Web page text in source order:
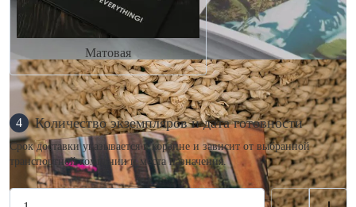
Матовая
4 Количество экземпляров и дата готовности
Срок доставки указывается в корзине и зависит от выбранной
транспортной компании и места назначения.